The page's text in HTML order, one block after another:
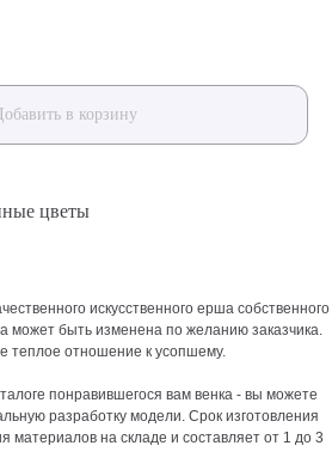
в корзину
цветы
искусственного ерша собственного
может быть изменена по желанию заказчика.
теплое отношение к усопшему.
понравившегося вам венка - вы можете
разработку модели. Срок изготовления
материалов на складе и составляет от 1 до 3